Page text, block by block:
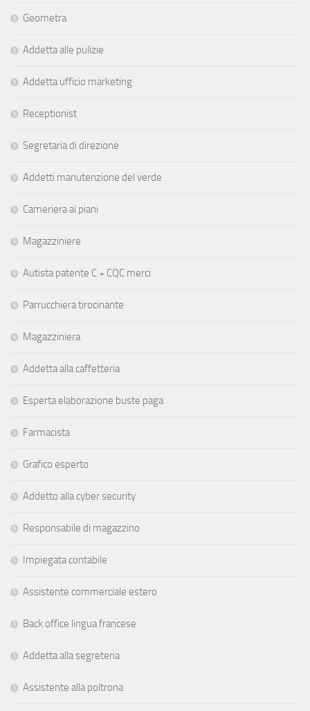
Geometra
Addetta alle pulizie
Addetta ufficio marketing
Receptionist
Segretaria di direzione
Addetti manutenzione del verde
Cameriera ai piani
Magazziniere
Autista patente C + CQC merci
Parrucchiera tirocinante
Magazziniera
Addetta alla caffetteria
Esperta elaborazione buste paga
Farmacista
Grafico esperto
Addetto alla cyber security
Responsabile di magazzino
Impiegata contabile
Assistente commerciale estero
Back office lingua francese
Addetta alla segreteria
Assistente alla poltrona